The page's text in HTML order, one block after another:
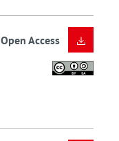
Open Access